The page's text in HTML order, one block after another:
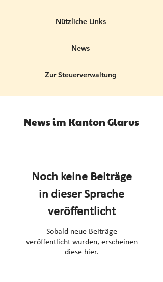
Nützliche Links
News
Zur Steuerverwaltung
News im Kanton Glarus
Noch keine Beiträge
in dieser Sprache
veröffentlicht
Sobald neue Beiträge
veröffentlicht wurden, erscheinen
diese hier.